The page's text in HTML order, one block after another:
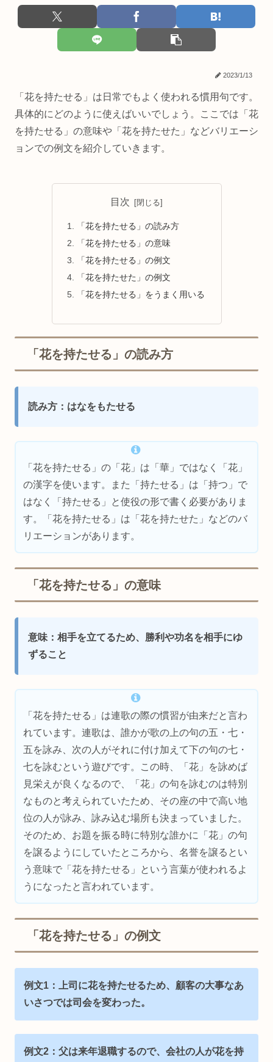
2023/1/13
「花を持たせる」は日常でもよく使われる慣用句です。
具体的にどのように使えばいいでしょう。ここでは「花
を持たせる」の意味や「花を持たせた」などバリエーシ
ョンでの例文を紹介していきます。
目次
「花を持たせる」の読み方
「花を持たせる」の意味
「花を持たせる」の例文
「花を持たせた」の例文
「花を持たせる」をうまく用いる
「花を持たせる」の読み方
読み方：はなをもたせる
「花を持たせる」の「花」は「華」ではなく「花」
の漢字を使います。また「持たせる」は「持つ」で
はなく「持たせる」と使役の形で書く必要がありま
す。「花を持たせる」は「花を持たせた」などのバ
リエーションがあります。
「花を持たせる」の意味
意味： 相手を立てるため、 勝利や功名を相手にゆ
ずること
「花を持たせる」は連歌の際の慣習が由来だと言わ
れています。連歌は、誰かが歌の上の句の五・七・
五を詠み、次の人がそれに付け加えて下の句の七・
七を詠むという遊びです。この時、「花」を詠めば
見栄えが良くなるので、「花」の句を詠むのは特別
なものと考えられていたため、その座の中で高い地
位の人が詠み、詠み込む場所も決まっていました。
そのため、お題を振る時に特別な誰かに「花」の句
を譲るようにしていたところから、名誉を譲るとい
う意味で「花を持たせる」という言葉が使われるよ
うになったと言われています。
「花を持たせる」の例文
例文1：上司に花を持たせるため、顧客の大事なあ
いさつでは司会を変わった。
例文2：父は来年退職するので、会社の人が花を持